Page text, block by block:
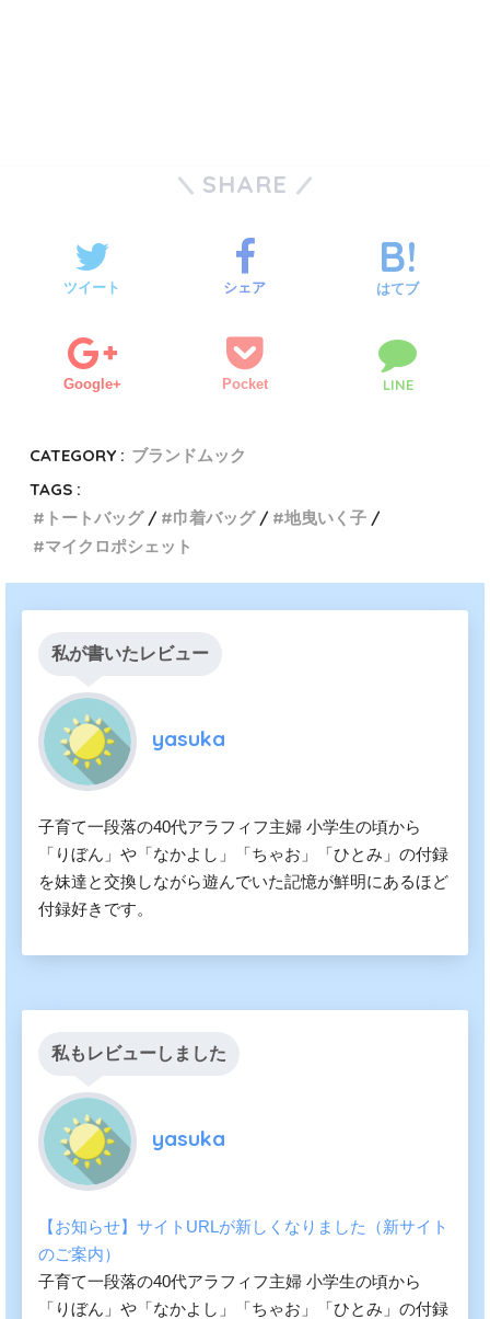
SHARE
ツイート シェア はてブ
Google+ Pocket LINE
CATEGORY : ブランドムック
TAGS :
トートバッグ
巾着バッグ
地曳いく子
マイクロポシェット
私が書いたレビュー
yasuka
子育て一段落の40代アラフィフ主婦 小学生の頃から
「りぼん」や「なかよし」「ちゃお」「ひとみ」の付録
を妹達と交換しながら遊んでいた記憶が鮮明にあるほど
付録好きです。
私もレビューしました
yasuka
【お知らせ】サイトURLが新しくなりました（新サイト
のご案内）
子育て一段落の40代アラフィフ主婦 小学生の頃から
「りぼん」や「なかよし」「ちゃお」「ひとみ」の付録